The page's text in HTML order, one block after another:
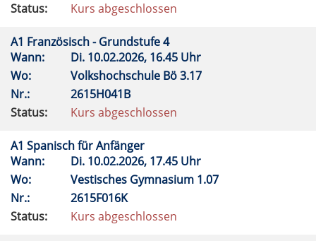
Status:
Kurs abgeschlossen
A1 Französisch - Grundstufe 4
Wann:
Di. 10.02.2026, 16.45 Uhr
Wo:
Volkshochschule Bö 3.17
Nr.:
2615H041B
Status:
Kurs abgeschlossen
A1 Spanisch für Anfänger
Wann:
Di. 10.02.2026, 17.45 Uhr
Wo:
Vestisches Gymnasium 1.07
Nr.:
2615F016K
Status:
Kurs abgeschlossen